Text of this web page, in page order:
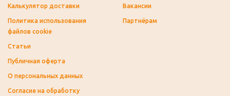
Калькулятор доставки
Политика использования
файлов cookie
Статьи
Публичная оферта
О персональных данных
Согласие на обработку
Вакансии
Партнёрам